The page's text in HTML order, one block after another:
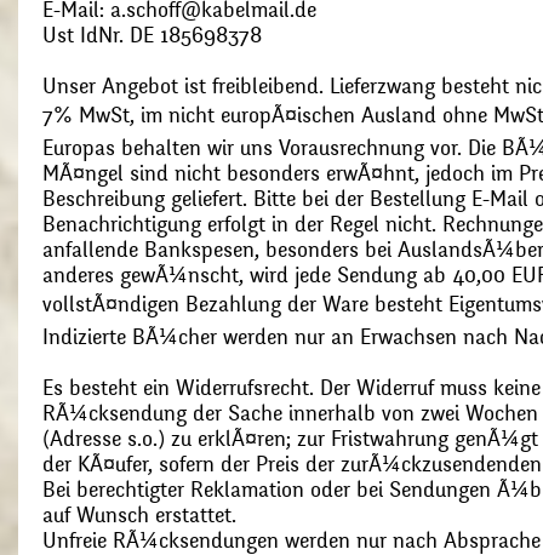
E-Mail: a.schoff@kabelmail.de
Ust IdNr. DE 185698378
Unser Angebot ist freibleibend. Lieferzwang besteht
7% MwSt, im nicht europÃ¤ischen Ausland ohne
Europas behalten wir uns Vorausrechnung vor. Die
MÃ¤ngel sind nicht besonders erwÃ¤hnt, jedoch im
Beschreibung geliefert. Bitte bei der Bestellung E-Mail
Benachrichtigung erfolgt in der Regel nicht.
anfallende Bankspesen, besonders bei
anderes gewÃ¼nscht, wird jede Sendung ab 40,00
vollstÃ¤ndigen Bezahlung der Ware besteht
Indizierte BÃ¼cher werden nur an Erwachsen nach
Es besteht ein Widerrufsrecht. Der Widerruf muss
RÃ¼cksendung der Sache innerhalb von zwei
(Adresse s.o.) zu erklÃ¤ren; zur Fristwahrung
der KÃ¤ufer, sofern der Preis der
Bei berechtigter Reklamation oder bei Sendungen
auf Wunsch erstattet.
Unfreie RÃ¼cksendungen werden nur nach